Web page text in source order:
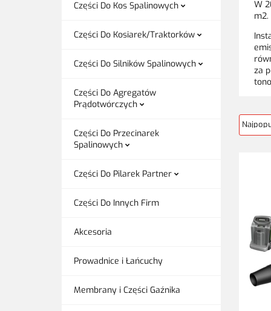
Części Do Kos Spalinowych
Części Do Kosiarek/Traktorków
Części Do Silników Spalinowych
Części Do Agregatów
Prądotwórczych
Części Do Przecinarek
Spalinowych
Części Do Pilarek Partner
Części Do Innych Firm
Akcesoria
Prowadnice i Łańcuchy
Membrany i Części Gaźnika
W
za